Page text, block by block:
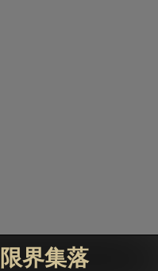
界集落